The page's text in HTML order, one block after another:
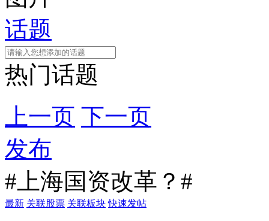
话题
热门话题
上一页 下一页
发布
#上海国资改革？#
最新 关联股票 关联板块 快速发帖